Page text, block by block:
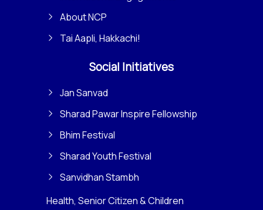
About NCP
Tai Aapli, Hakkachi!
Social Initiatives
Jan Sanvad
Sharad Pawar Inspire Fellowship
Bhim Festival
Sharad Youth Festival
Sanvidhan Stambh
Health, Senior Citizen & Children